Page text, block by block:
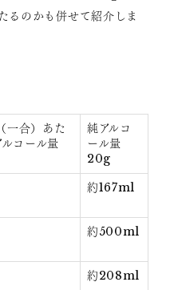
るのかも併せて紹介しま
合）あた
ルコール量
純アルコ
ール量
20g
約167ml
約500ml
約208ml